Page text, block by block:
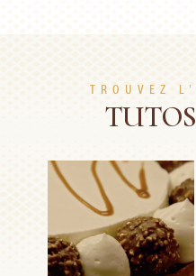
TROUVEZ